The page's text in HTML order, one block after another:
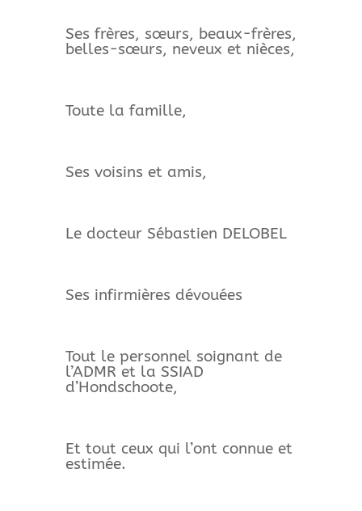
Ses frères, sœurs, beaux-frères,
belles-sœurs, neveux et nièces,
Toute la famille,
Ses voisins et amis,
Le docteur Sébastien DELOBEL
Ses infirmières dévouées
Tout le personnel soignant de
l’ADMR et la SSIAD
d’Hondschoote,
Et tout ceux qui l’ont connue et
estimée.